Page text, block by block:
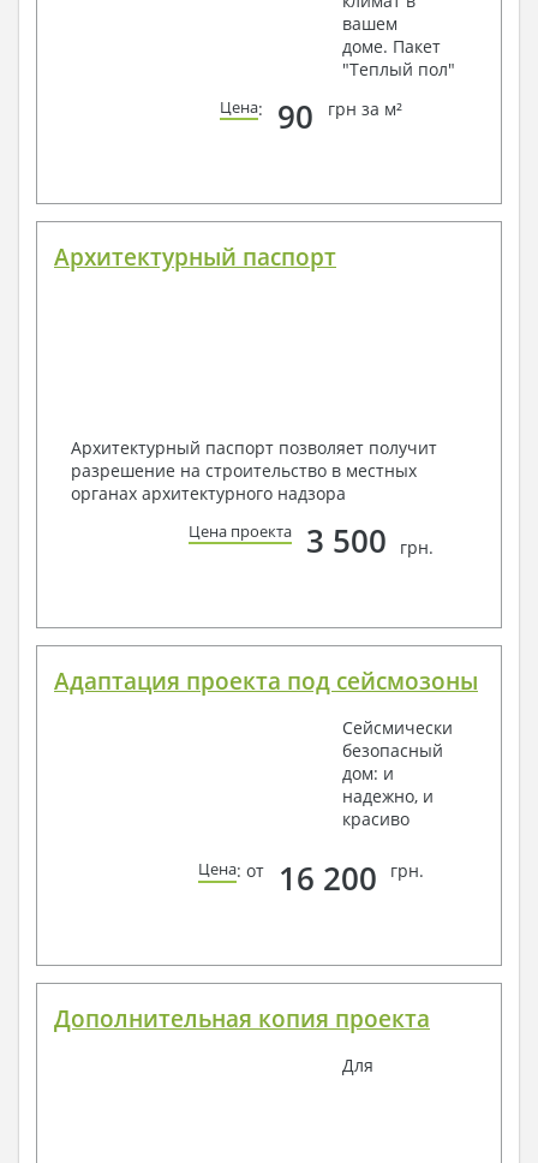
вашем
доме. Пакет
"Теплый пол"
Цена: 90 грн за м²
Архитектурный паспорт
Архитектурный паспорт позволяет получит
разрешение на строительство в местных
органах архитектурного надзора
Цена проекта 3 500 грн.
Адаптация проекта под сейсмозоны
Сейсмически
безопасный
дом: и
надежно, и
красиво
Цена: от 16 200 грн.
Дополнительная копия проекта
Для